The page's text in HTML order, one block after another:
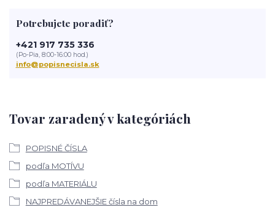
Tovar zaradený v kategóriách
POPISNÉ ČÍSLA
podľa MOTÍVU
podľa MATERIÁLU
NAJPREDÁVANEJŠIE čísla na dom
Potrebujete poradiť?
+421 917 735 336
(Po-Pia, 8:00-16:00 hod.)
info@popisnecisla.sk